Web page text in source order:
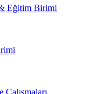
Eğitim Birimi